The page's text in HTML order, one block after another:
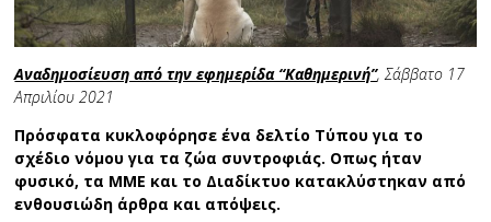
Αναδημοσίευση από την εφημερίδα “Καθημερινή”, Σάββατο 17
Απριλίου 2021
Πρόσφατα κυκλοφόρησε ένα δελτίο Τύπου για το
σχέδιο νόμου για τα ζώα συντροφιάς. Οπως ήταν
φυσικό, τα ΜΜΕ και το Διαδίκτυο κατακλύστηκαν από
ενθουσιώδη άρθρα και απόψεις.